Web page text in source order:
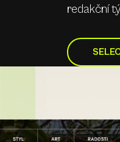
redakční